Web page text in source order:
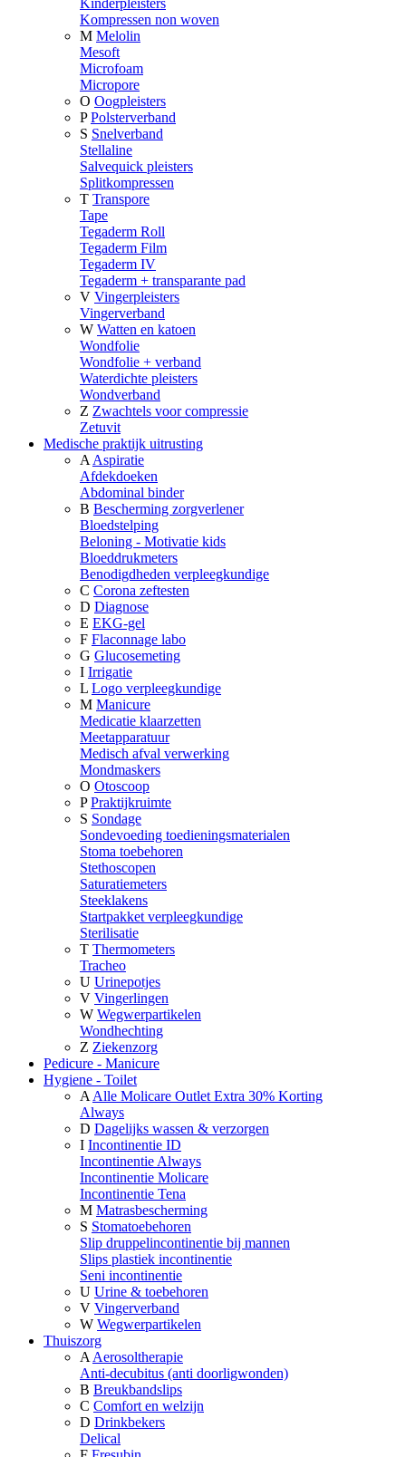
Kinderpleisters
Kompressen non woven
M Melolin
Mesoft
Microfoam
Micropore
O Oogpleisters
P Polsterverband
S Snelverband
Stellaline
Salvequick pleisters
Splitkompressen
T Transpore
Tape
Tegaderm Roll
Tegaderm Film
Tegaderm IV
Tegaderm + transparante pad
V Vingerpleisters
Vingerverband
W Watten en katoen
Wondfolie
Wondfolie + verband
Waterdichte pleisters
Wondverband
Z Zwachtels voor compressie
Zetuvit
Medische praktijk uitrusting
A Aspiratie
Afdekdoeken
Abdominal binder
B Bescherming zorgverlener
Bloedstelping
Beloning - Motivatie kids
Bloeddrukmeters
Benodigdheden verpleegkundige
C Corona zeftesten
D Diagnose
E EKG-gel
F Flaconnage labo
G Glucosemeting
I Irrigatie
L Logo verpleegkundige
M Manicure
Medicatie klaarzetten
Meetapparatuur
Medisch afval verwerking
Mondmaskers
O Otoscoop
P Praktijkruimte
S Sondage
Sondevoeding toedieningsmaterialen
Stoma toebehoren
Stethoscopen
Saturatiemeters
Steeklakens
Startpakket verpleegkundige
Sterilisatie
T Thermometers
Tracheo
U Urinepotjes
V Vingerlingen
W Wegwerpartikelen
Wondhechting
Z Ziekenzorg
Pedicure - Manicure
Hygiene - Toilet
A Alle Molicare Outlet Extra 30% Korting
Always
D Dagelijks wassen & verzorgen
I Incontinentie ID
Incontinentie Always
Incontinentie Molicare
Incontinentie Tena
M Matrasbescherming
S Stomatoebehoren
Slip druppelincontinentie bij mannen
Slips plastiek incontinentie
Seni incontinentie
U Urine & toebehoren
V Vingerverband
W Wegwerpartikelen
Thuiszorg
A Aerosoltherapie
Anti-decubitus (anti doorligwonden)
B Breukbandslips
C Comfort en welzijn
D Drinkbekers
Delical